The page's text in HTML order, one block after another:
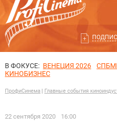
В ФОКУСЕ: ВЕНЕЦИЯ 2026
КИНОБИЗНЕС
ПрофиСинема Главные события
22 сентября 2020 16:00